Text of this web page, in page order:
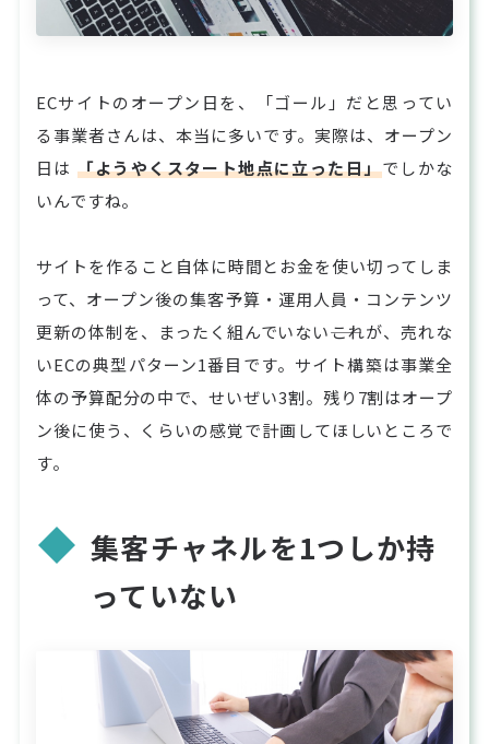
ECサイトのオープン日を、「ゴール」だと思ってい
る事業者さんは、本当に多いです。実際は、オープン
日は 「ようやくスタート地点に立った日」でしかな
いんですね。
サイトを作ること自体に時間とお金を使い切ってしま
って、オープン後の集客予算・運用人員・コンテンツ
更新の体制を、まったく組んでいない――これが、売れな
いECの典型パターン1番目です。サイト構築は事業全
体の予算配分の中で、せいぜい3割。残り7割はオープ
ン後に使う、くらいの感覚で計画してほしいところで
す。
集客チャネルを1つしか持
っていない